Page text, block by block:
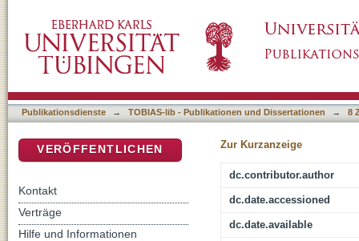
Publikationsdienste → TOBIAS-lib - Publikationen und Dissertationen → 8
Zur Kurzanzeige
dc.contributor.author
dc.date.accessioned
dc.date.available
VERÖFFENTLICHEN
Kontakt
Verträge
Hilfe und Informationen